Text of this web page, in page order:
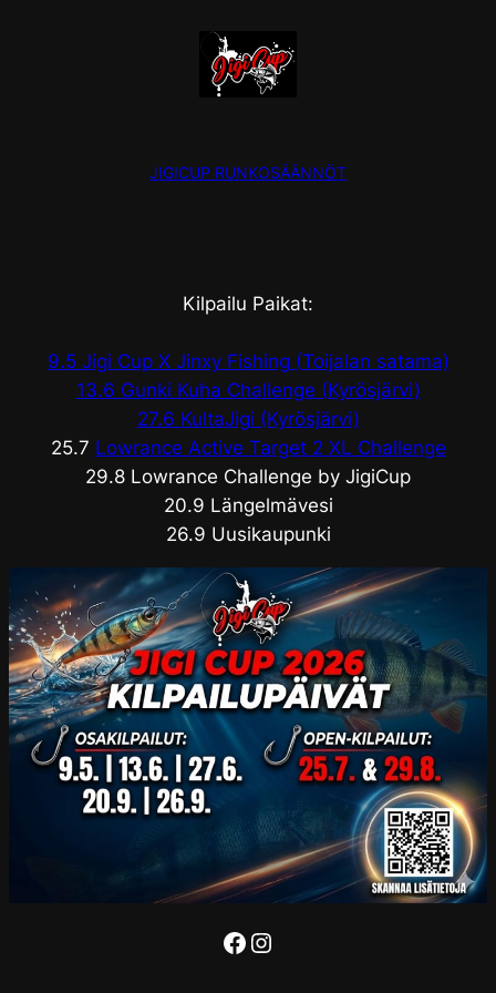
JIGICUP RUNKOSÄÄNNÖT
Kilpailu Paikat:
9.5 Jigi Cup X Jinxy Fishing (Toijalan satama)
13.6 Gunki Kuha Challenge (Kyrösjärvi)
27.6 KultaJigi (Kyrösjärvi)
25.7 Lowrance Active Target 2 XL Challenge
29.8 Lowrance Challenge by JigiCup
20.9 Längelmävesi
26.9 Uusikaupunki
Facebook
Instagram